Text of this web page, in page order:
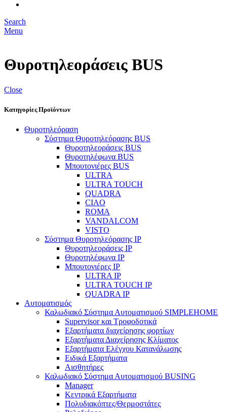
Search
Menu
Θυροτηλεοράσεις BUS
Close
Κατηγορίες Προϊόντων
Θυροτηλεόραση
Σύστημα Θυροτηλεόρασης BUS
Θυροτηλεοράσεις BUS
Θυροτηλέφωνα BUS
Μπουτονιέρες BUS
ULTRA
ULTRA TOUCH
QUADRA
CIAO
ROMA
VANDALCOM
VISTO
Σύστημα Θυροτηλεόρασης IP
Θυροτηλεοράσεις IP
Θυροτηλέφωνα IP
Μπουτονιέρες IP
ULTRA IP
ULTRA TOUCH IP
QUADRA IP
Αυτοματισμός
Καλωδιακό Σύστημα Αυτοματισμού SIMPLEHOME
Supervisor και Τροφοδοτικά
Εξαρτήματα διαχείρησης φορτίων
Εξαρτήματα Διαχείρησης Κλίματος
Εξαρτήματα Ελέγχου Κατανάλωσης
Ειδικά Εξαρτήματα
Αισθητήρες
Καλωδιακό Σύστημα Αυτοματισμού BUSING
Manager
Κεντρικά Εξαρτήματα
Πολυδιακόπτες/Θερμοστάτες